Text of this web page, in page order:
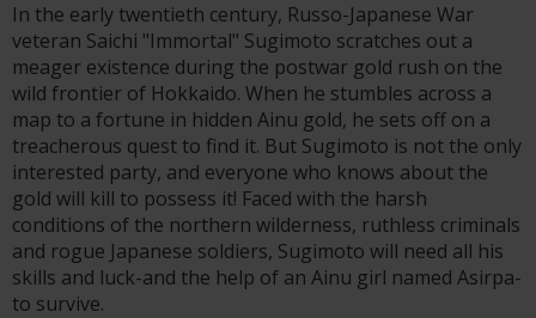
In the early twentieth century, Russo-Japanese War
veteran Saichi "Immortal" Sugimoto scratches out a
meager existence during the postwar gold rush on the
wild frontier of Hokkaido. When he stumbles across a
map to a fortune in hidden Ainu gold, he sets off on a
treacherous quest to find it. But Sugimoto is not the only
interested party, and everyone who knows about the
gold will kill to possess it! Faced with the harsh
conditions of the northern wilderness, ruthless criminals
and rogue Japanese soldiers, Sugimoto will need all his
skills and luck-and the help of an Ainu girl named Asirpa-
to survive.